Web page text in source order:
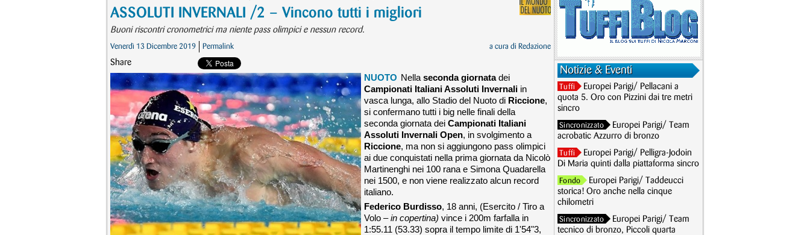
ASSOLUTI INVERNALI /2 – Vincono tutti i migliori
Buoni riscontri cronometrici ma niente pass olimpici e nessun record.
Venerdì 13 Dicembre 2019 Permalink a cura di Redazione
Share
NUOTO Nella seconda giornatadei
Campionati Italiani Assoluti Invernali in
vasca lunga, allo Stadio del Nuoto di Riccione,
si confermano tutti i big nelle finali della
seconda giornata dei Campionati Italiani
Assoluti Invernali Open, in svolgimento a
Riccione, ma non si aggiungono pass olimpici
ai due conquistati nella prima giornata da Nicolò
Martinenghi nei 100 rana e Simona Quadarella
nei 1500, e non viene realizzato alcun record
italiano.
Federico Burdisso, 18 anni, (Esercito / Tiro a
Volo –in copertina) vince i 200m farfalla in
1:55.11 (53.33) sopra il tempo limite di 1'54"3,
Notizie & Eventi
Tuffi
Europei Parigi/ Pellacani a
quota 5. Oro con Pizzini dai tre metri
sincro
Sincronizzato
Europei Parigi/ Team
acrobatic Azzurro di bronzo
Tuffi
Europei Parigi/ Pelligra-Jodoin
Di Maria quinti dalla piattaforma sincro
Fondo
Europei Parigi/ Taddeucci
storica! Oro anche nella cinque
chilometri
Sincronizzato
Europei Parigi/ Team
tecnico di bronzo, Piccoli quarta